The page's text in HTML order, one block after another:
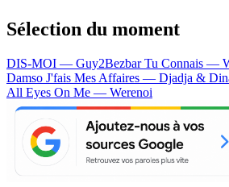
Sélection du moment
DIS-MOI — Guy2BezbarTu Connais —
Damso J'fais Mes Affaires — Djadja &
All Eyes On Me — Werenoi